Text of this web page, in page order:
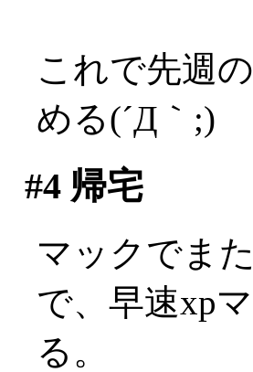
これで先週
める(´Д｀;)
#4帰宅
マックでま
で、早速xp
る。